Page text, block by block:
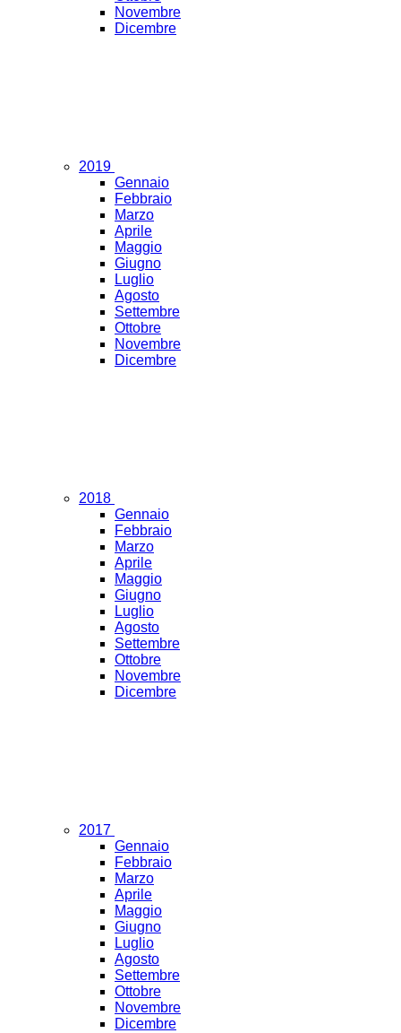
Novembre
Dicembre
2019
Gennaio
Febbraio
Marzo
Aprile
Maggio
Giugno
Luglio
Agosto
Settembre
Ottobre
Novembre
Dicembre
2018
Gennaio
Febbraio
Marzo
Aprile
Maggio
Giugno
Luglio
Agosto
Settembre
Ottobre
Novembre
Dicembre
2017
Gennaio
Febbraio
Marzo
Aprile
Maggio
Giugno
Luglio
Agosto
Settembre
Ottobre
Novembre
Dicembre